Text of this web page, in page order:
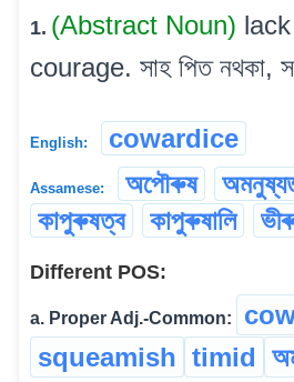
1. (Abstract Noun)
courage. সাহ পিত নথকা,
English: cowardice
Assamese: অপৌৰুষ
কাপুৰুষত্ব
কাপুৰুষালি
Different POS:
a. Proper Adj.-Common:
squeamish timid